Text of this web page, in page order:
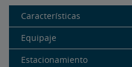
Características
Equipaje
Estacionamiento